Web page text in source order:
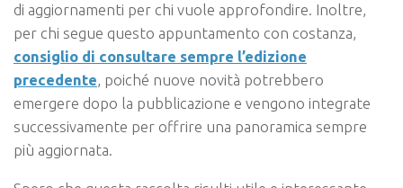
di aggiornamenti per chi vuole approfondire. Inoltre,
per chi segue questo appuntamento con costanza,
consiglio di consultare sempre l’edizione
precedente, poiché nuove novità potrebbero
emergere dopo la pubblicazione e vengono integrate
successivamente per offrire una panoramica sempre
più aggiornata.